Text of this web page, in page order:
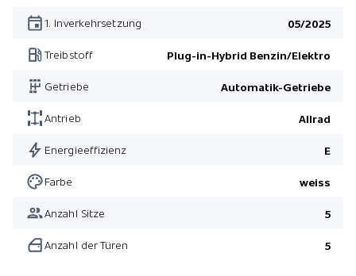
Pack M Sport
Komfortsitze elektrisch verstellbar vorne
Pack M Sport
Pack M Sport
Driving Assistant Professional
Pack Innovation
1. Inverkehrsetzung 05/2025
Treibstoff Plug-in-Hybrid Benzin/Elektro
Getriebe Automatik-Getriebe
Antrieb Allrad
Energieeffizienz E
Farbe weiss
Anzahl Sitze 5
Anzahl der Türen 5